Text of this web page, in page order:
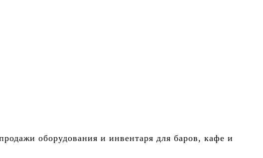
оборудования и инвентаря для баров, кафе и